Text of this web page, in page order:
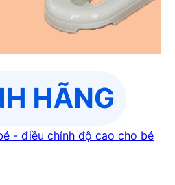
- điều chỉnh độ cao cho bé